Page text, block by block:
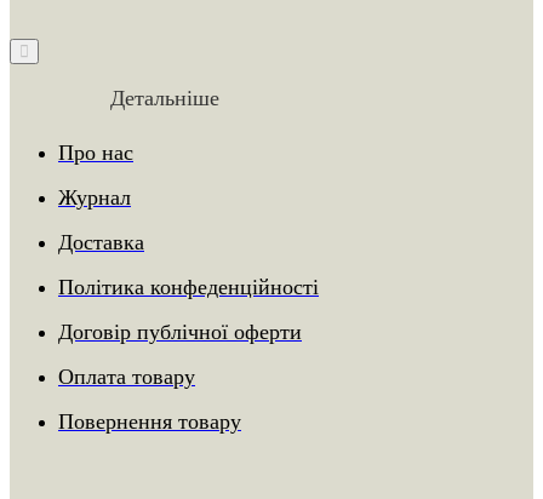
Детальніше
Про нас
Журнал
Доставка
Політика конфеденційності
Договір публічної оферти
Оплата товару
Повернення товару